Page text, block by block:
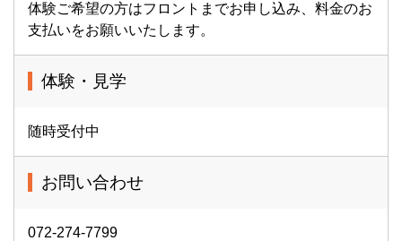
体験ご希望の方はフロントまでお申し込み、料金のお
支払いをお願いいたします。
体験・見学
随時受付中
お問い合わせ
072-274-7799